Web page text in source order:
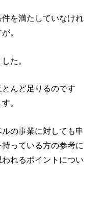
を満たしていなけれ
。
た。
んど足りるのです
。
の事業に対しても申
っている方の参考に
れるポイントについ